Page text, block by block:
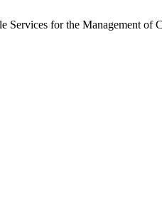
Services for the Management of